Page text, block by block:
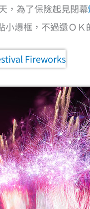
，為了保險起見閉幕
爆框，不過還ＯＫ